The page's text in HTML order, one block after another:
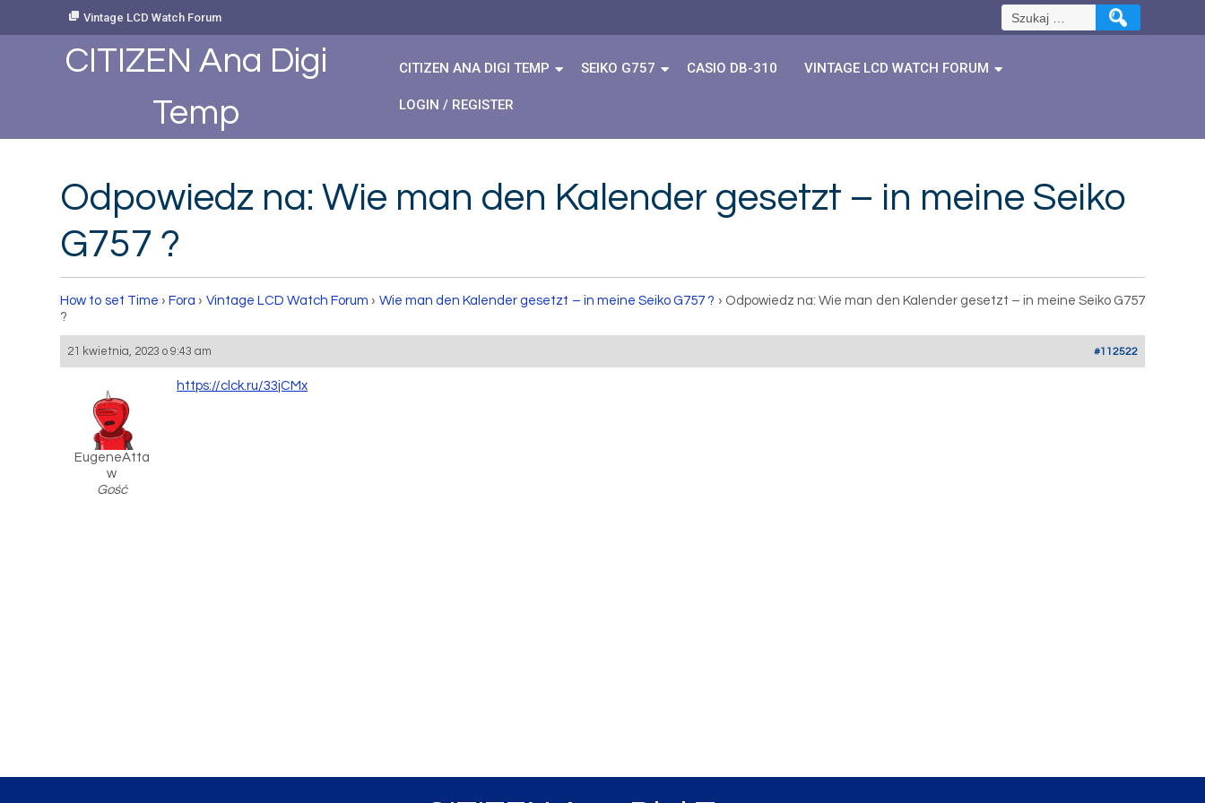
Vintage LCD Watch Forum Szukaj:
CITIZEN Ana Digi
Temp
CITIZEN ANA DIGI TEMP SEIKO G757 CASIO DB-310 VINTAGE LCD WATCH FORUM
LOGIN / REGISTER
Odpowiedz na: Wie man den Kalender gesetzt – in meine Seiko
G757 ?
How to set Time › Fora › Vintage LCD Watch Forum › Wie man den Kalender gesetzt – in meine Seiko G757 ? › Odpowiedz na: Wie man den Kalender gesetzt – in meine Seiko G757
?
21 kwietnia, 2023 o 9:43 am #112522
EugeneAtta
w
Gość
https://clck.ru/33jCMx